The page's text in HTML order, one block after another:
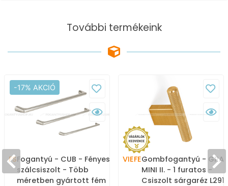
További termékeink
-17% AKCIÓ
FSFogantyú - CUB - Fényes
szálcsiszolt - Több
méretben gyártott fém
VIEFEGombfogantyú - GRAF
MINI II. - 1 furatos -
Csiszolt sárgaréz L291